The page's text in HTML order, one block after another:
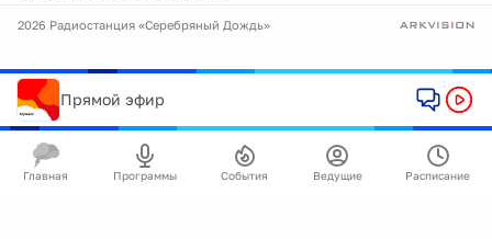
2026 Радиостанция «Серебряный Дождь»
Прямой эфир
Главная Программы События Ведущие Расписание